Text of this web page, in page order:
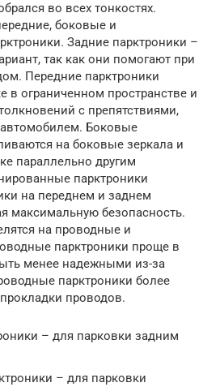
во всех тонкостях.
боковые и
Задние парктроники –
так как они помогают при
Передние парктроники
в ограниченном пространстве и
с препятствиями,
Боковые
на боковые зеркала и
параллельно другим
парктроники
на переднем и заднем
максимальную безопасность.
на проводные и
парктроники проще в
менее надежными из-за
парктроники более
проводов.
– для парковки задним
– для парковки